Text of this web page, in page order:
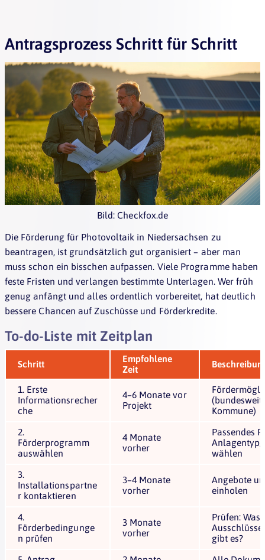
Antragsprozess Schritt für Schritt
Bild: Checkfox.de
Die Förderung für Photovoltaik in Niedersachsen zu
beantragen, ist grundsätzlich gut organisiert – aber man
muss schon ein bisschen aufpassen. Viele Programme haben
feste Fristen und verlangen bestimmte Unterlagen. Wer früh
genug anfängt und alles ordentlich vorbereitet, hat deutlich
bessere Chancen auf Zuschüsse und Förderkredite.
To-do-Liste mit Zeitplan
Schritt
Empfohlene
Zeit
1. Erste
Informationsrecher
che
4–6 Monate vor
Projekt
Kommune)
2.
Förderprogramm
auswählen
4 Monate
vorher
Passendes
Anlagentyp,
wählen
3.
Installationspartne
r kontaktieren
3–4 Monate
vorher
Angebote
einholen
4.
Förderbedingunge
n prüfen
3 Monate
vorher
Prüfen:
gibt es?